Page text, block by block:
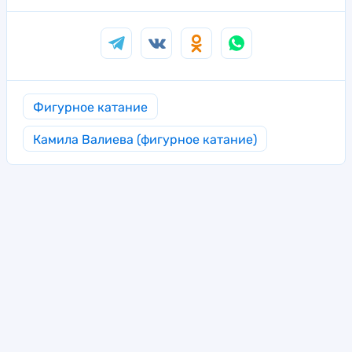
Фигурное катание
Камила Валиева (фигурное катание)